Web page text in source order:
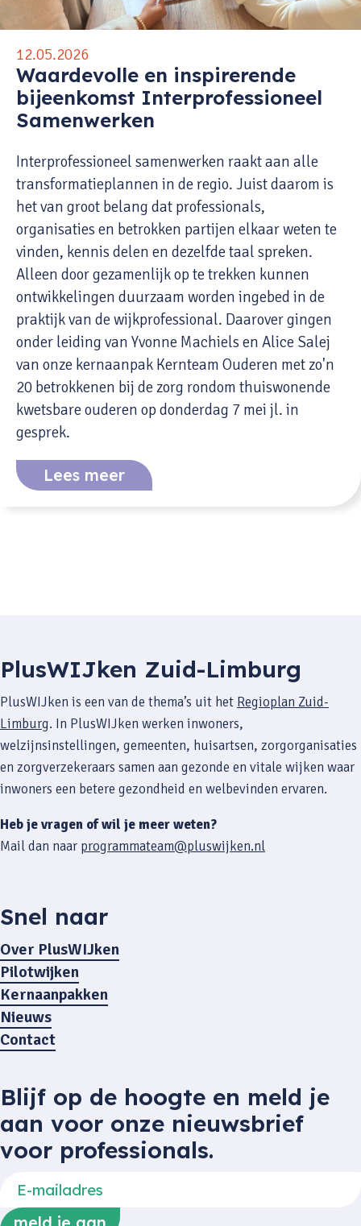
12.05.2026
Waardevolle en inspirerende
bijeenkomst Interprofessioneel
Samenwerken
Interprofessioneel samenwerken raakt aan alle
transformatieplannen in de regio. Juist daarom is
het van groot belang dat professionals,
organisaties en betrokken partijen elkaar weten te
vinden, kennis delen en dezelfde taal spreken.
Alleen door gezamenlijk op te trekken kunnen
ontwikkelingen duurzaam worden ingebed in de
praktijk van de wijkprofessional. Daarover gingen
onder leiding van Yvonne Machiels en Alice Salej
van onze kernaanpak Kernteam Ouderen met zo'n
20 betrokkenen bij de zorg rondom thuiswonende
kwetsbare ouderen op donderdag 7 mei jl. in
gesprek.
Lees meer
PlusWIJken Zuid-Limburg
PlusWIJken is een van de thema’s uit het Regioplan Zuid-
Limburg. In PlusWIJken werken inwoners,
welzijnsinstellingen, gemeenten, huisartsen, zorgorganisaties
en zorgverzekeraars samen aan gezonde en vitale wijken waar
inwoners een betere gezondheid en welbevinden ervaren.
Heb je vragen of wil je meer weten?
Mail dan naar programmateam@pluswijken.nl
Snel naar
Over PlusWIJken
Pilotwijken
Kernaanpakken
Nieuws
Contact
Blijf op de hoogte en meld je
aan voor onze nieuwsbrief
voor professionals.